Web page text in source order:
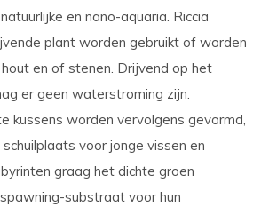
en nano-aquaria. Riccia
plant worden gebruikt of worden
en of stenen. Drijvend op het
er geen waterstroming zijn.
kussens worden vervolgens gevormd,
voor jonge vissen en
graag het dichte groen
substraat voor hun